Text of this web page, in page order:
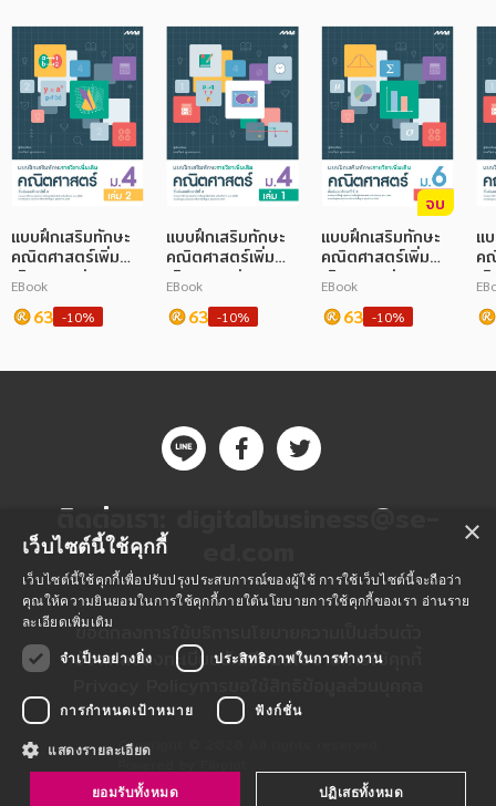
การ์ตูนความรู้ การ์ตูน
การ์ตูนมังงะ (Manga)
แบบฝึกเสริมทักษะ
คณิตศาสตร์เพิ่ม
เติม ม.4 เล่ม 2
(หลักสูตร 60)
EBook
63 -10%
แบบฝึกเสริมทักษะ
คณิตศาสตร์เพิ่ม
เติม ม.4 เล่ม 1
(หลักสูตร 60)
EBook
63 -10%
จบ
แบบฝึกเสริมทักษะ
คณิตศาสตร์เพิ่ม
เติม ม.6 เล่ม 2
(หลักสูตร 60)
EBook
63 -10%
แ
ค
เ
(
ติดต่อเรา: digitalbusiness@se-
ข้อตกลงการใช้บริการ
ข้อตกลงลงทะเบียนนักเขียนนโยบายการใช้คุกกี้
Copyright © 2020 All rights reserved.
×
เว็บไซต์นี้ใช้คุกกี้
เว็บไซต์นี้ใช้คุกกี้เพื่อปรับปรุงประสบการณ์ของผู้ใช้ การใช้เว็บไซต์นี้จะถือว่า
คุณให้ความยินยอมในการใช้คุกกี้ภายใต้นโยบายการใช้คุกกี้ของเรา อ่านราย
ละเอียดเพิ่มเติม
จำเป็นอย่างยิ่ง
ประสิทธิภาพในการทำงาน
การกำหนดเป้าหมาย ฟังก์ชั่น
แสดงรายละเอียด
ยอมรับทั้งหมด ปฏิเสธทั้งหมด